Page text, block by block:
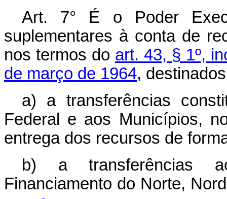
Art. 7° É o Poder
suplementares à conta de
nos termos do art. 43, § 1º,
de março de 1964,
a) a transferências
Federal e aos Municípios,
entrega dos recursos de
b) a transferências
Financiamento do Norte,